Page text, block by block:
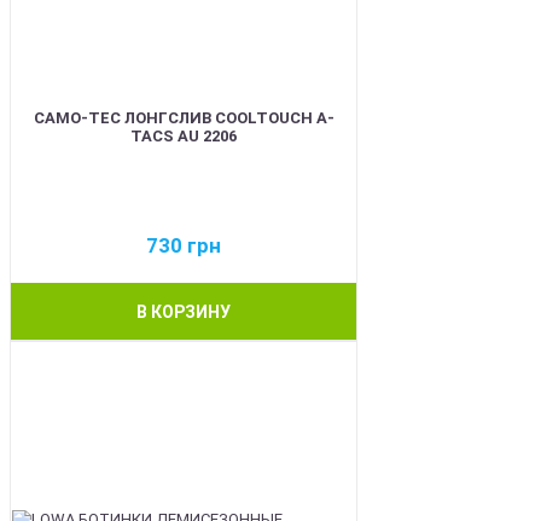
CAMO-TEC ЛОНГСЛИВ COOLTOUCH A-
TACS AU 2206
730 грн
В КОРЗИНУ